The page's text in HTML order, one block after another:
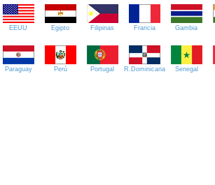
EEUU Egipto Filipinas Francia Gambia
Paraguay Perú Portugal R.Dominicana Senegal